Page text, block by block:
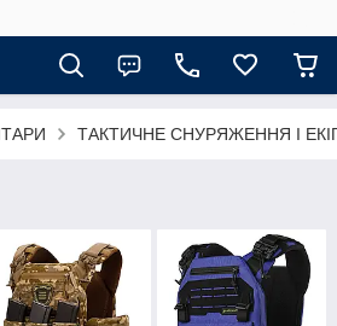
ТАКТИЧНЕ СНУРЯЖЕННЯ І